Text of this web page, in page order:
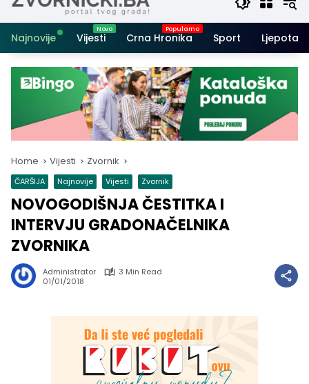
Najnovije Vijesti Crna Hronika Sport Ljepota i
Home Vijesti Zvornik
ČARŠIJA Najnovije Vijesti Zvornik
NOVOGODIŠNJA ČESTITKA I
INTERVJU GRADONAČELNIKA
ZVORNIKA
Administrator
3 Min Read
01/01/2018